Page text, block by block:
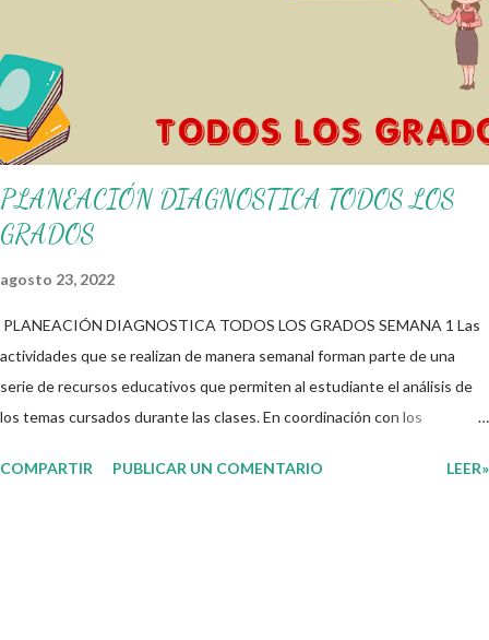
didácticos e informativos. ☺️ Obtén documento completo aquí 👇👇 👇
PLANEACIÓN DIAGNOSTICA TODOS LOS
GRADOS
agosto 23, 2022
PLANEACIÓN DIAGNOSTICA TODOS LOS GRADOS SEMANA 1 Las
actividades que se realizan de manera semanal forman parte de una
serie de recursos educativos que permiten al estudiante el análisis de
los temas cursados durante las clases. En coordinación con los
su interés con el material que les compartimos para que así, mediante
COMPARTIR PUBLICAR UN COMENTARIO LEER»